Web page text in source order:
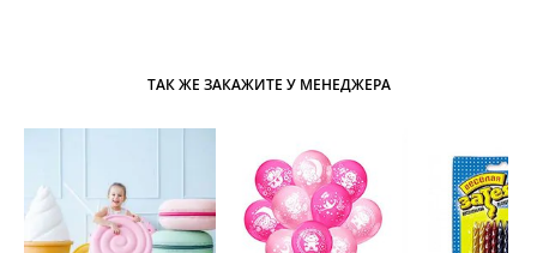
ТАК ЖЕ ЗАКАЖИТЕ У МЕНЕДЖЕРА